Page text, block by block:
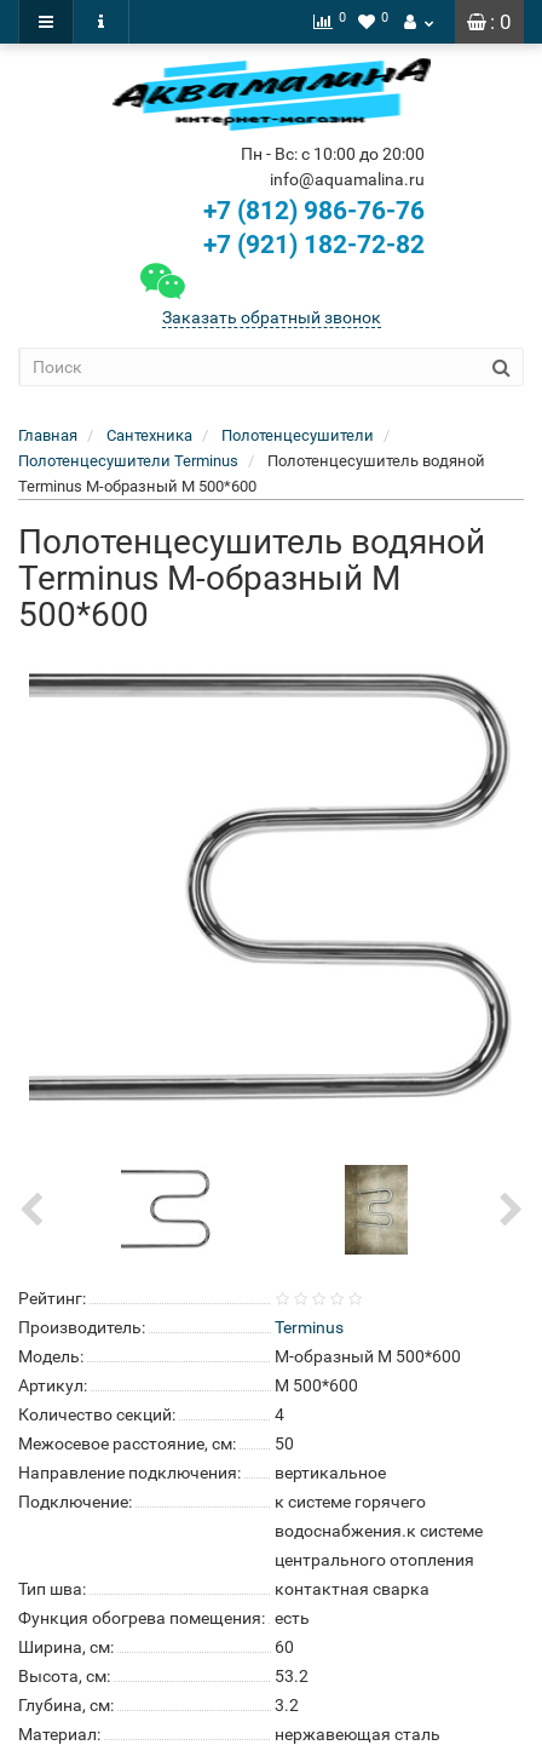
: 0
0 0
Пн - Вс: с 10:00 до 20:00
info@aquamalina.ru
+7 (812) 986-76-76
+7 (921) 182-72-82
Заказать обратный звонок
Главная Сантехника
Полотенцесушители
Полотенцесушители Terminus
Полотенцесушитель водяной
Terminus M-образный М 500*600
Полотенцесушитель водяной
Terminus M-образный М
500*600
Рейтинг:
Производитель:
Terminus
Модель:
M-образный М 500*600
Артикул:
М 500*600
Количество секций:
4
Межосевое расстояние, см:
50
Направление подключения:
вертикальное
Подключение:
к системе горячего
водоснабжения.к системе
центрального отопления
Тип шва:
контактная сварка
Функция обогрева помещения: есть
Ширина, см:
60
Высота, см:
53.2
Глубина, см:
3.2
Материал:
нержавеющая сталь